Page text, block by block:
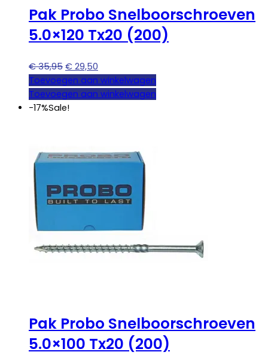
Pak Probo Snelboorschroeven
5.0×120 Tx20 (200)
€35,95 Oorspronkelijke
prijs
was:
€ 35,95.
€ 29,50
prijs
is:
Toevoegen aan winkelwagen
Toevoegen aan winkelwagen
-17%Sale!
Pak Probo Snelboorschroeven
5.0×100 Tx20 (200)